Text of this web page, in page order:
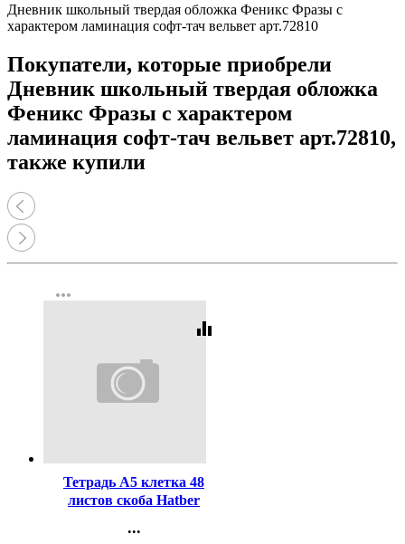
Дневник школьный твердая обложка Феникс Фразы с
характером ламинация софт-тач вельвет арт.72810
Покупатели, которые приобрели
Дневник школьный твердая обложка
Феникс Фразы с характером
ламинация софт-тач вельвет арт.72810,
также купили
more_horiz
equalizer
Тетрадь А5 клетка 48
листов скоба Hatber
обложка мелованный
...